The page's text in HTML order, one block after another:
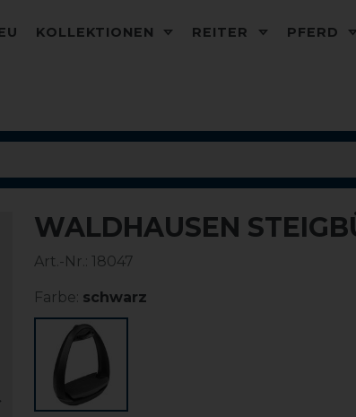
KOLLEKTIONEN REITER PFERD
WALDHAUSEN
Art.-Nr.: 18047
Farbe: schwarz